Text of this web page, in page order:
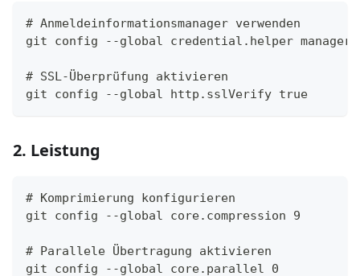
# Anmeldeinformationsmanager verwenden
git config --global credential.helper manager
# SSL-Überprüfung aktivieren
git config --global http.sslVerify true
2. Leistung
# Komprimierung konfigurieren
git config --global core.compression 9
# Parallele Übertragung aktivieren
git config --global core.parallel 0